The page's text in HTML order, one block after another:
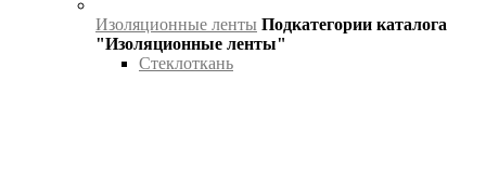
Изоляционные ленты Подкатегории каталога
"Изоляционные ленты"
Стеклоткань